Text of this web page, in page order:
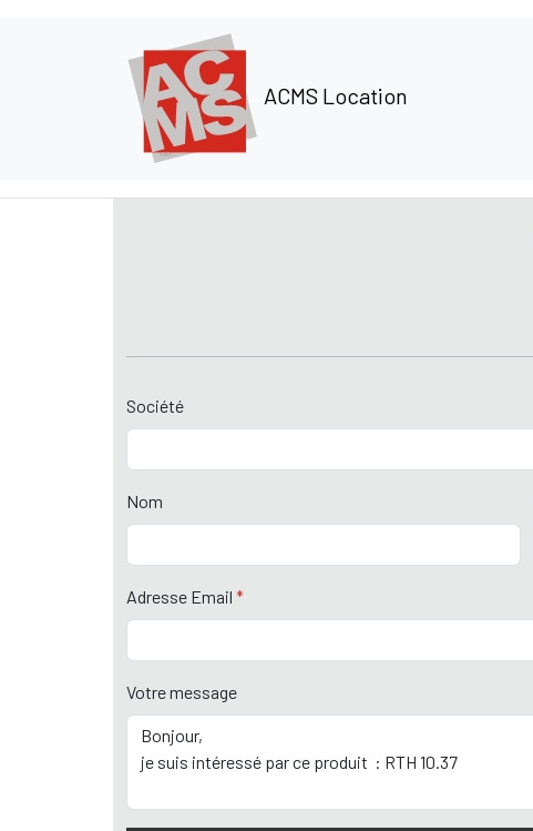
ACMS Location
Société
Nom
Adresse Email *
Votre message